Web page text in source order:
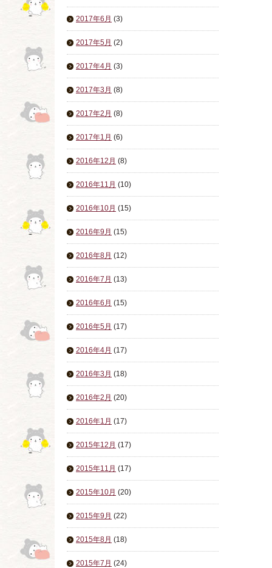
2017年6月 (3)
2017年5月 (2)
2017年4月 (3)
2017年3月 (8)
2017年2月 (8)
2017年1月 (6)
2016年12月 (8)
2016年11月 (10)
2016年10月 (15)
2016年9月 (15)
2016年8月 (12)
2016年7月 (13)
2016年6月 (15)
2016年5月 (17)
2016年4月 (17)
2016年3月 (18)
2016年2月 (20)
2016年1月 (17)
2015年12月 (17)
2015年11月 (17)
2015年10月 (20)
2015年9月 (22)
2015年8月 (18)
2015年7月 (24)